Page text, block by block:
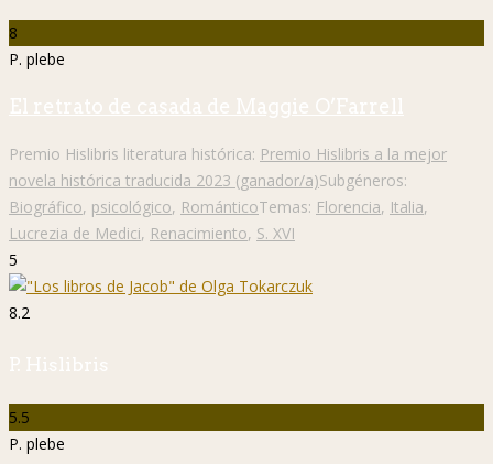
8
P. plebe
El retrato de casada de Maggie O’Farrell
Premio Hislibris literatura histórica: Premio Hislibris a la mejor
novela histórica traducida 2023 (ganador/a)Subgéneros:
Biográfico, psicológico, RománticoTemas: Florencia, Italia,
Lucrezia de Medici, Renacimiento, S. XVI
5
8.2
P. Hislibris
5.5
P. plebe